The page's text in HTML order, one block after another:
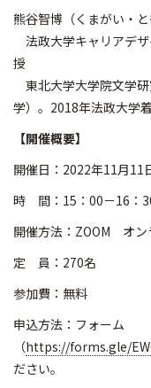
熊谷智博（くまがい・と
法政大学キャリアデ
授
東北大学大学院文学
学）。2018年法政大学
【開催概要】
開催日：2022年11月11
時 間：15：00－16：
開催方法：ZOOM オン
定 員：270名
参加費：無料
申込方法：フォーム
（https://forms.gle/
ださい。